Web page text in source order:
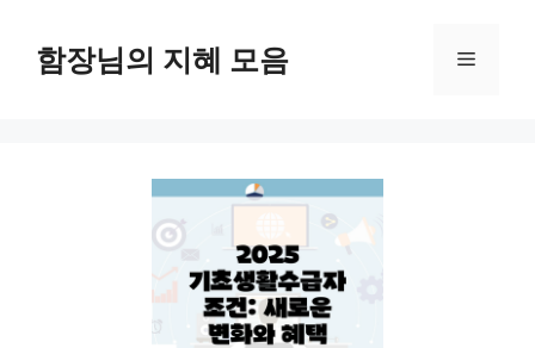
함장님의 지혜 모음 메